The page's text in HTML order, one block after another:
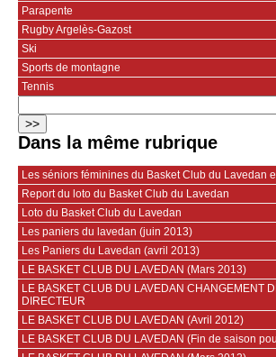
Parapente
Rugby Argelès-Gazost
Ski
Sports de montagne
Tennis
Dans la même rubrique
Les séniors féminines du Basket Club du Lavedan
Report du loto du Basket Club du Lavedan
Loto du Basket Club du Lavedan
Les paniers du lavedan (juin 2013)
Les Paniers du Lavedan (avril 2013)
LE BASKET CLUB DU LAVEDAN (Mars 2013)
LE BASKET CLUB DU LAVEDAN CHANGEMENT
DIRECTEUR
LE BASKET CLUB DU LAVEDAN (Avril 2012)
LE BASKET CLUB DU LAVEDAN (Fin de saison